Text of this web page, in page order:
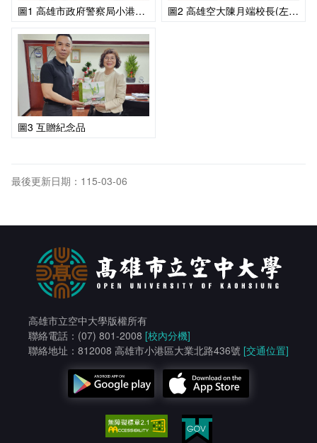
圖1 高雄市政府警察局小港分局分局長江慶斌(左3)率領轄區同仁蒞校拜會 圖2 高雄空大陳月端校長(左)致贈紀念品予小港分局江慶斌分局長(右)
圖3 互贈紀念品
最後更新日期：115-03-06
高雄市立空中大學版權所有
聯絡電話：(07) 801-2008 [校內分機]
聯絡地址：812008 高雄市小港區大業北路436號 [交通位置]